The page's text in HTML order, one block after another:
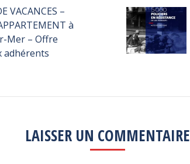
VACANCES –
à
Mer – Offre
adhérents
LAISSER UN COMMENTAIRE